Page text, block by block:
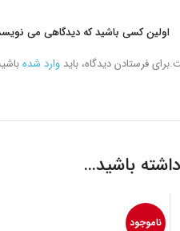
اولین کسی باشید که دیدگاهی می نویسد “تابه 36*7.5 سانتیمتر 6.0 لیتر استیل مات
برای فرستادن دیدگاه، باید وارد شده
باشید…
ناموجود